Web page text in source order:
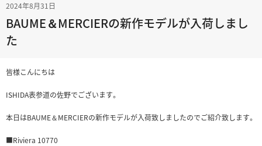
2024年8月31日
BAUME＆MERCIERの新作モデルが入荷しまし
た
皆様こんにちは
ISHIDA表参道の佐野でございます。
本日はBAUME＆MERCIERの新作モデルが入荷致しましたのでご紹介致します。
■Riviera 10770